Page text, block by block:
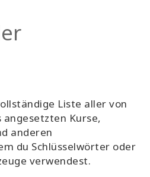
Liste aller von
angesetzten Kurse,
anderen
du Schlüsselwörter oder
verwendest.